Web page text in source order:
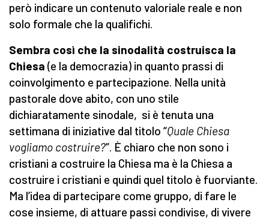
però indicare un contenuto valoriale reale e non
solo formale che la qualifichi.
Sembra così che la sinodalità costruisca la
Chiesa (e la democrazia) in quanto prassi di
coinvolgimento e partecipazione. Nella unità
pastorale dove abito, con uno stile
dichiaratamente sinodale, si è tenuta una
settimana di iniziative dal titolo “Quale Chiesa
vogliamo costruire?”. È chiaro che non sono i
cristiani a costruire la Chiesa ma è la Chiesa a
costruire i cristiani e quindi quel titolo è fuorviante.
Ma l’idea di partecipare come gruppo, di fare le
cose insieme, di attuare passi condivise, di vivere